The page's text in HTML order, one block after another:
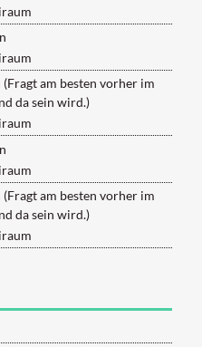
am besten vorher im
da sein wird.)
am besten vorher im
da sein wird.)